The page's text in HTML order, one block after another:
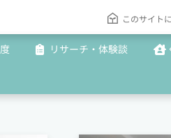
このサイト
リサーチ・体験談